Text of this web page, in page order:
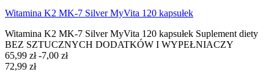
Witamina K2 MK-7 Silver MyVita 120 kapsułek
Witamina K2 MK-7 Silver MyVita 120 kapsułek Suplement diety
BEZ SZTUCZNYCH DODATKÓW I WYPEŁNIACZY
65,99 zł-7,00 zł
72,99 zł